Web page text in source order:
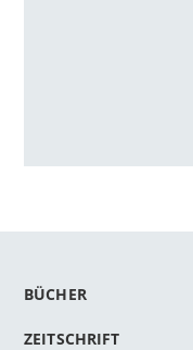
BÜCHER
ZEITSCHRIFT